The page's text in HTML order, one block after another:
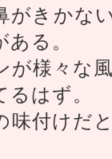
がきかな
る。
が様々な
はず。
味付けだ